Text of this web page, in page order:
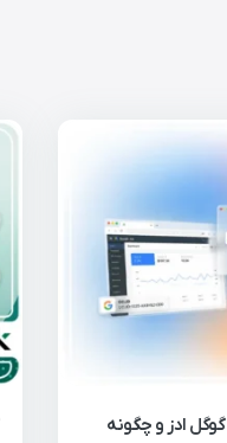
Offline Conversion Tracking گوگل ادز و چگونه